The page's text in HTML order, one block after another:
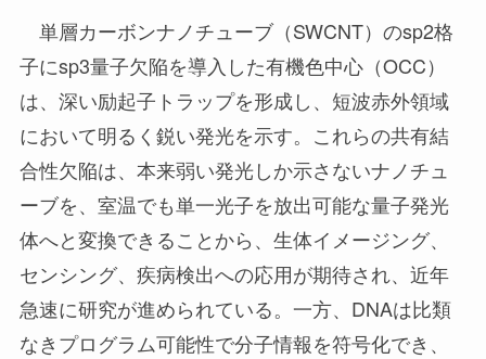
単層カーボンナノチューブ（SWCNT）のsp2格
子にsp3量子欠陥を導入した有機色中心（OCC）
は、深い励起子トラップを形成し、短波赤外領域
において明るく鋭い発光を示す。これらの共有結
合性欠陥は、本来弱い発光しか示さないナノチュ
ーブを、室温でも単一光子を放出可能な量子発光
体へと変換できることから、生体イメージング、
センシング、疾病検出への応用が期待され、近年
急速に研究が進められている。一方、DNAは比類
なきプログラム可能性で分子情報を符号化でき、